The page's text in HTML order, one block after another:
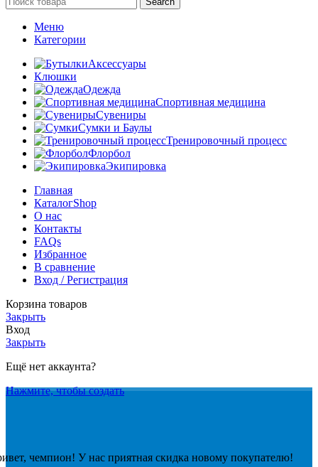
Меню
Категории
Аксессуары
Клюшки
Одежда
Спортивная медицина
Сувениры
Сумки и Баулы
Тренировочный процесс
Флорбол
Экипировка
Главная
КаталогShop
О нас
Контакты
FAQs
Избранное
В сравнение
Вход / Регистрация
Корзина товаров
Закрыть
Вход
Закрыть
Ещё нет аккаунта?
Нажмите, чтобы создать
чемпион! У нас приятная скидка новому покупателю!